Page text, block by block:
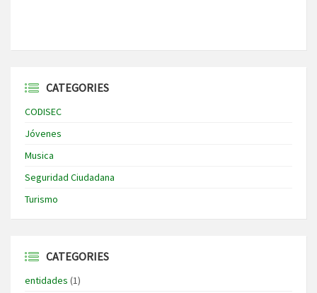
CATEGORIES
CODISEC
Jóvenes
Musica
Seguridad Ciudadana
Turismo
CATEGORIES
entidades (1)